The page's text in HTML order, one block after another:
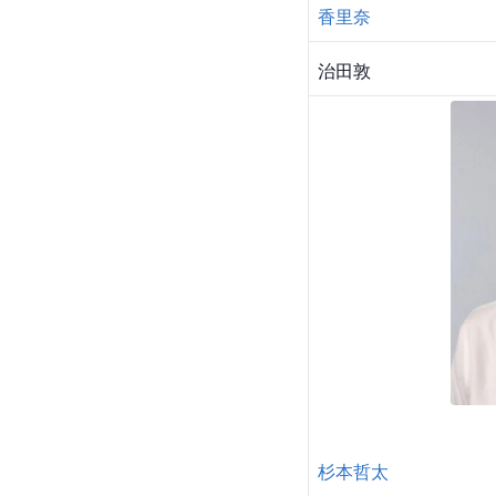
香里奈
治田敦
杉本哲太